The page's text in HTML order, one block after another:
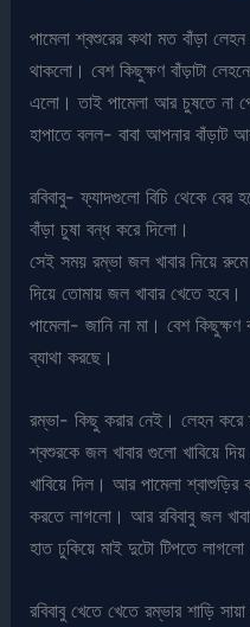
পামেলা শ্বশুরের কথা মত বাঁড়া
থাকলো। বেশ কিছুক্ষণ বাঁড়াটা
এলো। তাই পামেলা আর চুষতে না
হাপাতে বলল- বাবা আপনার বাঁড়াট
রবিবাবু- ফ্যাদগুলো বিচি থেকে
বাঁড়া চুষা বন্ধ করে দিলো।
সেই সময় রম্ভা জল খাবার নিয়ে
দিয়ে তোমায় জল খাবার খেতে হবে।
পামেলা- জানি না মা। বেশ
ব্যাথা করছে।
রম্ভা- কিছু করার নেই। লেহন
শ্বশুরকে জল খাবার গুলো খাবিয়ে
খাবিয়ে দিল। আর পামেলা
করতে লাগলো। আর রবিবাবু জল
হাত ঢুকিয়ে মাই দুটো টিপতে
রবিবাবু খেতে খেতে রম্ভার শাড়ি